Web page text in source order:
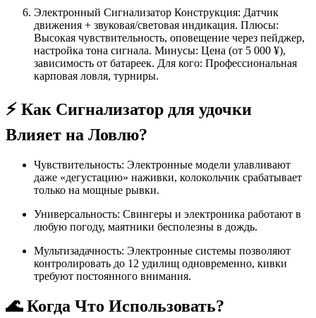
Электронный Сигнализатор Конструкция: Датчик
движения + звуковая/световая индикация. Плюсы:
Высокая чувствительность, оповещение через пейджер,
настройка тона сигнала. Минусы: Цена (от 5 000 ¥),
зависимость от батареек. Для кого: Профессиональная
карповая ловля, турниры.
⚡ Как Сигнализатор для удочки
Влияет на Ловлю?
Чувствительность: Электронные модели улавливают
даже «дегустацию» наживки, колокольчик срабатывает
только на мощные рывки.
Универсальность: Свингеры и электроника работают в
любую погоду, маятники бесполезны в дождь.
Мультизадачность: Электронные системы позволяют
контролировать до 12 удилищ одновременно, кивки
требуют постоянного внимания.
🌊 Когда Что Использовать?